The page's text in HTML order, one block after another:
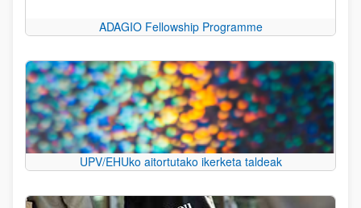
ADAGIO Fellowship Programme
UPV/EHUko aitortutako ikerketa taldeak